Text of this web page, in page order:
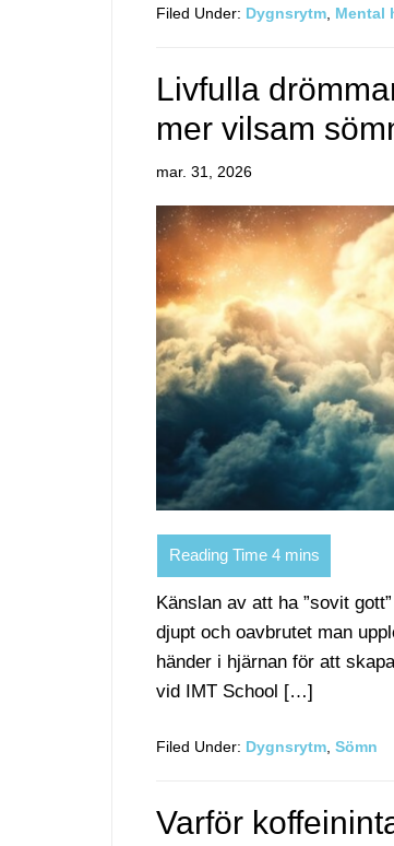
Filed Under: Dygnsrytm Mental
Livfulla
mer vilsam
mar. 31, 2026
Känslan av att ha ”sovit
djupt och oavbrutet man
händer i hjärnan för att
vid IMT School […]
Filed Under: Dygnsrytm Sömn
Varför